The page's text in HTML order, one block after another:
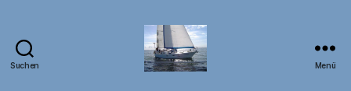
Suchen Menü